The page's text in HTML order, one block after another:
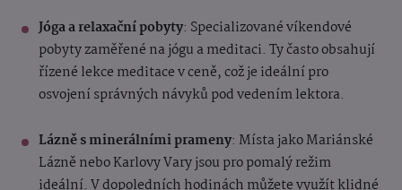
Jóga a relaxační pobyty: Specializované víkendové
pobyty zaměřené na jógu a meditaci. Ty často obsahují
řízené lekce meditace v ceně, což je ideální pro
osvojení správných návyků pod vedením lektora.
Lázně s minerálními prameny: Místa jako Mariánské
Lázně nebo Karlovy Vary jsou pro pomalý režim